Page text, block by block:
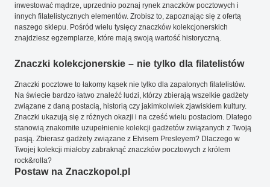
inwestować mądrze, uprzednio poznaj rynek znaczków pocztowych i
innych filatelistycznych elementów. Zrobisz to, zapoznając się z ofertą
naszego sklepu. Pośród wielu tysięcy znaczków kolekcjonerskich
znajdziesz egzemplarze, które mają swoją wartość historyczną.
Znaczki kolekcjonerskie – nie tylko dla filatelistów
Znaczki pocztowe to łakomy kąsek nie tylko dla zapalonych filatelistów.
Na świecie bardzo łatwo znaleźć ludzi, którzy zbierają wszelkie gadżety
związane z daną postacią, historią czy jakimkolwiek zjawiskiem kultury.
Znaczki ukazują się z różnych okazji i na cześć wielu postaciom. Dlatego
stanowią znakomite uzupełnienie kolekcji gadżetów związanych z Twoją
pasją. Zbierasz gadżety związane z Elvisem Presleyem? Dlaczego w
Twojej kolekcji miałoby zabraknąć znaczków pocztowych z królem
rock&rolla?
Postaw na Znaczkopol.pl